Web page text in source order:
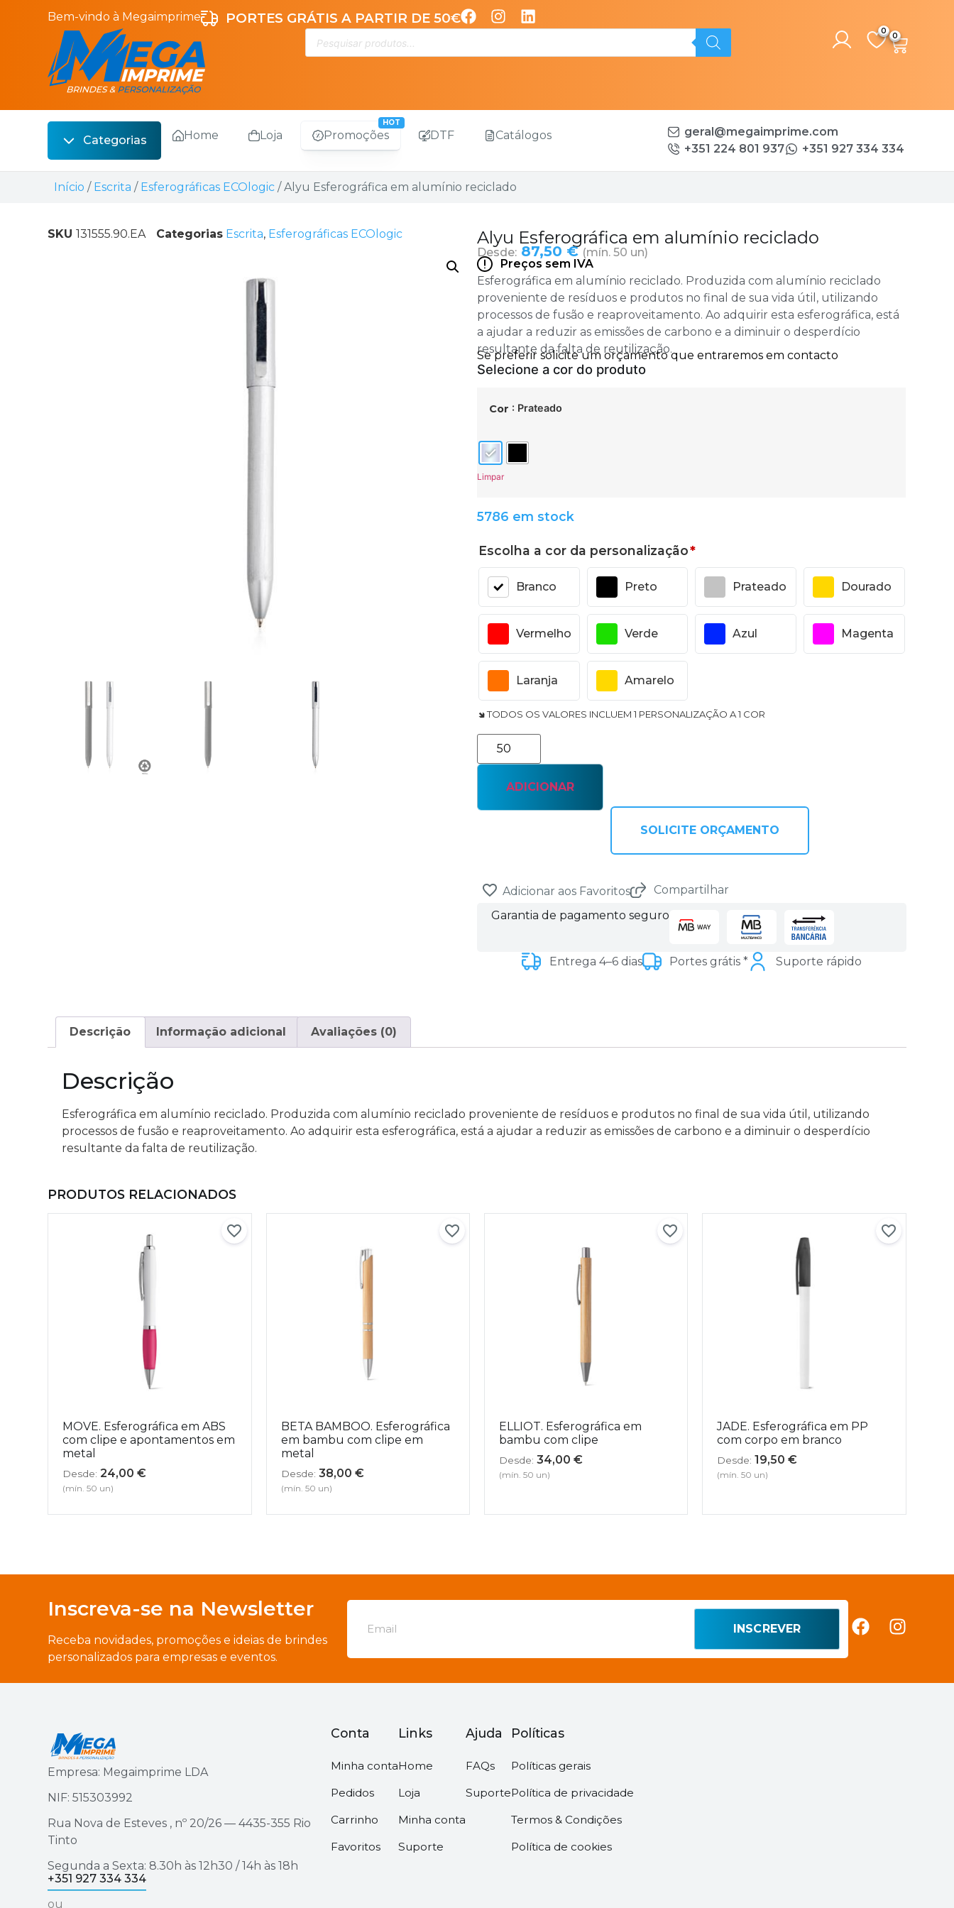
Bem-vindo à Megaimprime PORTES GRÁTIS A PARTIR DE 50€
0
Categorias
Escrita
Bebidas
Sacos
Home Loja Promoções DTF Catálogos
geral@megaimprime.com
+351 224 801 937
+351 927 334 334
Início / Escrita / Esferográficas ECOlogic / Alyu Esferográfica em alumínio reciclado
SKU131555.90.EA Categorias Escrita, Esferográficas ECOlogic Alyu Esferográfica em alumínio reciclado
Desde: 87,50 € (mín. 50 un)
Preços sem IVA
Esferográfica em alumínio reciclado. Produzida com alumínio reciclado
proveniente de resíduos e produtos no final de sua vida útil, utilizando
processos de fusão e reaproveitamento. Ao adquirir esta esferográfica, está
a ajudar a reduzir as emissões de carbono e a diminuir o desperdício
resultante da falta de reutilização.
Cor : Prateado
Limpar
5786 em stock
Escolha a cor da personalização*
Branco Preto Prateado Dourado
Vermelho Verde Azul Magenta
Laranja Amarelo
🢆 TODOS OS VALORES INCLUEM 1 PERSONALIZAÇÃO A 1 COR
ADICIONAR
SOLICITE ORÇAMENTO
Adicionar aos Favoritos
Compartilhar
Garantia de pagamento seguro
Entrega 4–6 dias Portes grátis * Suporte rápido
Descrição Informação adicional Avaliações (0)
Descrição
Esferográfica em alumínio reciclado. Produzida com alumínio reciclado proveniente de resíduos e produtos no final de sua vida útil, utilizando
processos de fusão e reaproveitamento. Ao adquirir esta esferográfica, está a ajudar a reduzir as emissões de carbono e a diminuir o desperdício
resultante da falta de reutilização.
PRODUTOS RELACIONADOS
MOVE. Esferográfica em ABS
com clipe e apontamentos em
metal
Desde: 24,00€
(mín. 50 un)
BETA BAMBOO. Esferográfica
em bambu com clipe em
metal
Desde: 38,00 €
(mín. 50 un)
ELLIOT. Esferográfica em
bambu com clipe
Desde: 34,00 €
(mín. 50 un)
JADE. Esferográfica em PP
com corpo em branco
Desde: 19,50€
(mín. 50 un)
Inscreva-se na Newsletter
Receba novidades, promoções e ideias de brindes
personalizados para empresas e eventos.
INSCREVER
Empresa: Megaimprime LDA
NIF: 515303992
Rua Nova de Esteves , nº 20/26 — 4435-355 Rio
Tinto
Segunda a Sexta: 8.30h às 12h30 / 14h às 18h
+351 927 334 334
ou
Conta
Minha conta
Pedidos
Carrinho
Favoritos
Links
Home
Loja
Minha conta
Suporte
Ajuda
FAQs
Suporte
Políticas
Políticas gerais
Política de privacidade
Termos & Condições
Política de cookies